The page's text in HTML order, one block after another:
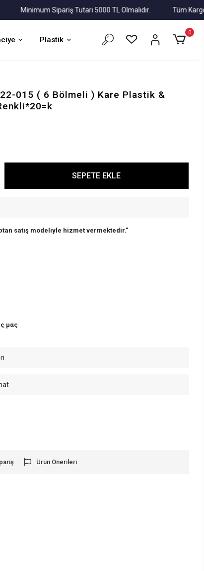
Minimum Sipariş Tutarı 5000 TL Olmalıdır. Tüm Kargolar
Plastik
0
015 ( 6 Bölmeli ) Kare Plastik &
SEPETE EKLE
satış modeliyle hizmet vermektedir."
μας
Ürün Önerileri